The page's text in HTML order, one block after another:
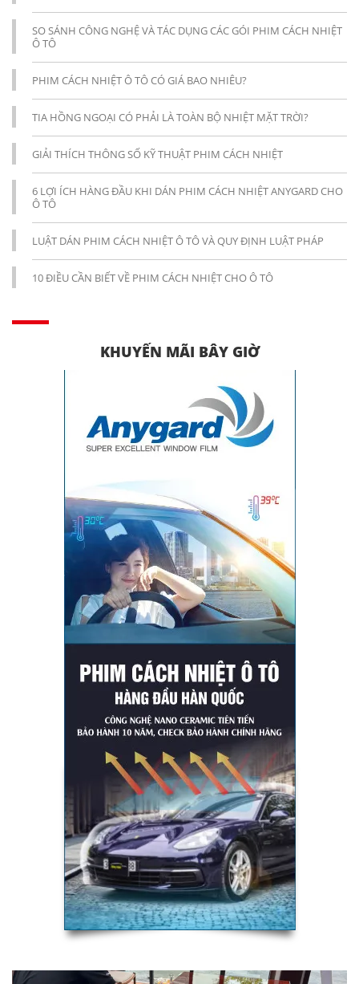
SO SÁNH CÔNG NGHỆ VÀ TÁC DỤNG CÁC GÓI PHIM CÁCH NHIỆT
Ô TÔ
PHIM CÁCH NHIỆT Ô TÔ CÓ GIÁ BAO NHIÊU?
TIA HỒNG NGOẠI CÓ PHẢI LÀ TOÀN BỘ NHIỆT MẶT TRỜI?
GIẢI THÍCH THÔNG SỐ KỸ THUẬT PHIM CÁCH NHIỆT
6 LỢI ÍCH HÀNG ĐẦU KHI DÁN PHIM CÁCH NHIỆT ANYGARD CHO
Ô TÔ
LUẬT DÁN PHIM CÁCH NHIỆT Ô TÔ VÀ QUY ĐỊNH LUẬT PHÁP
10 ĐIỀU CẦN BIẾT VỀ PHIM CÁCH NHIỆT CHO Ô TÔ
KHUYẾN MÃI BÂY GIỜ